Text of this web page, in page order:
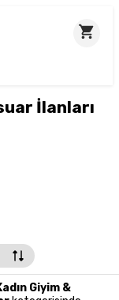
İlanları
Giyim &